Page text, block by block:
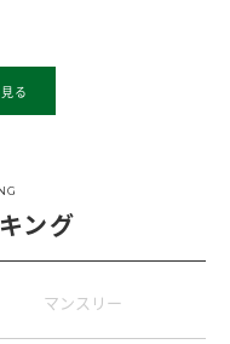
る
ング
マンスリー